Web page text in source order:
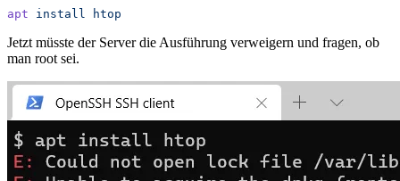
apt install htop
Jetzt müsste der Server die Ausführung verweigern und fragen, ob
man root sei.